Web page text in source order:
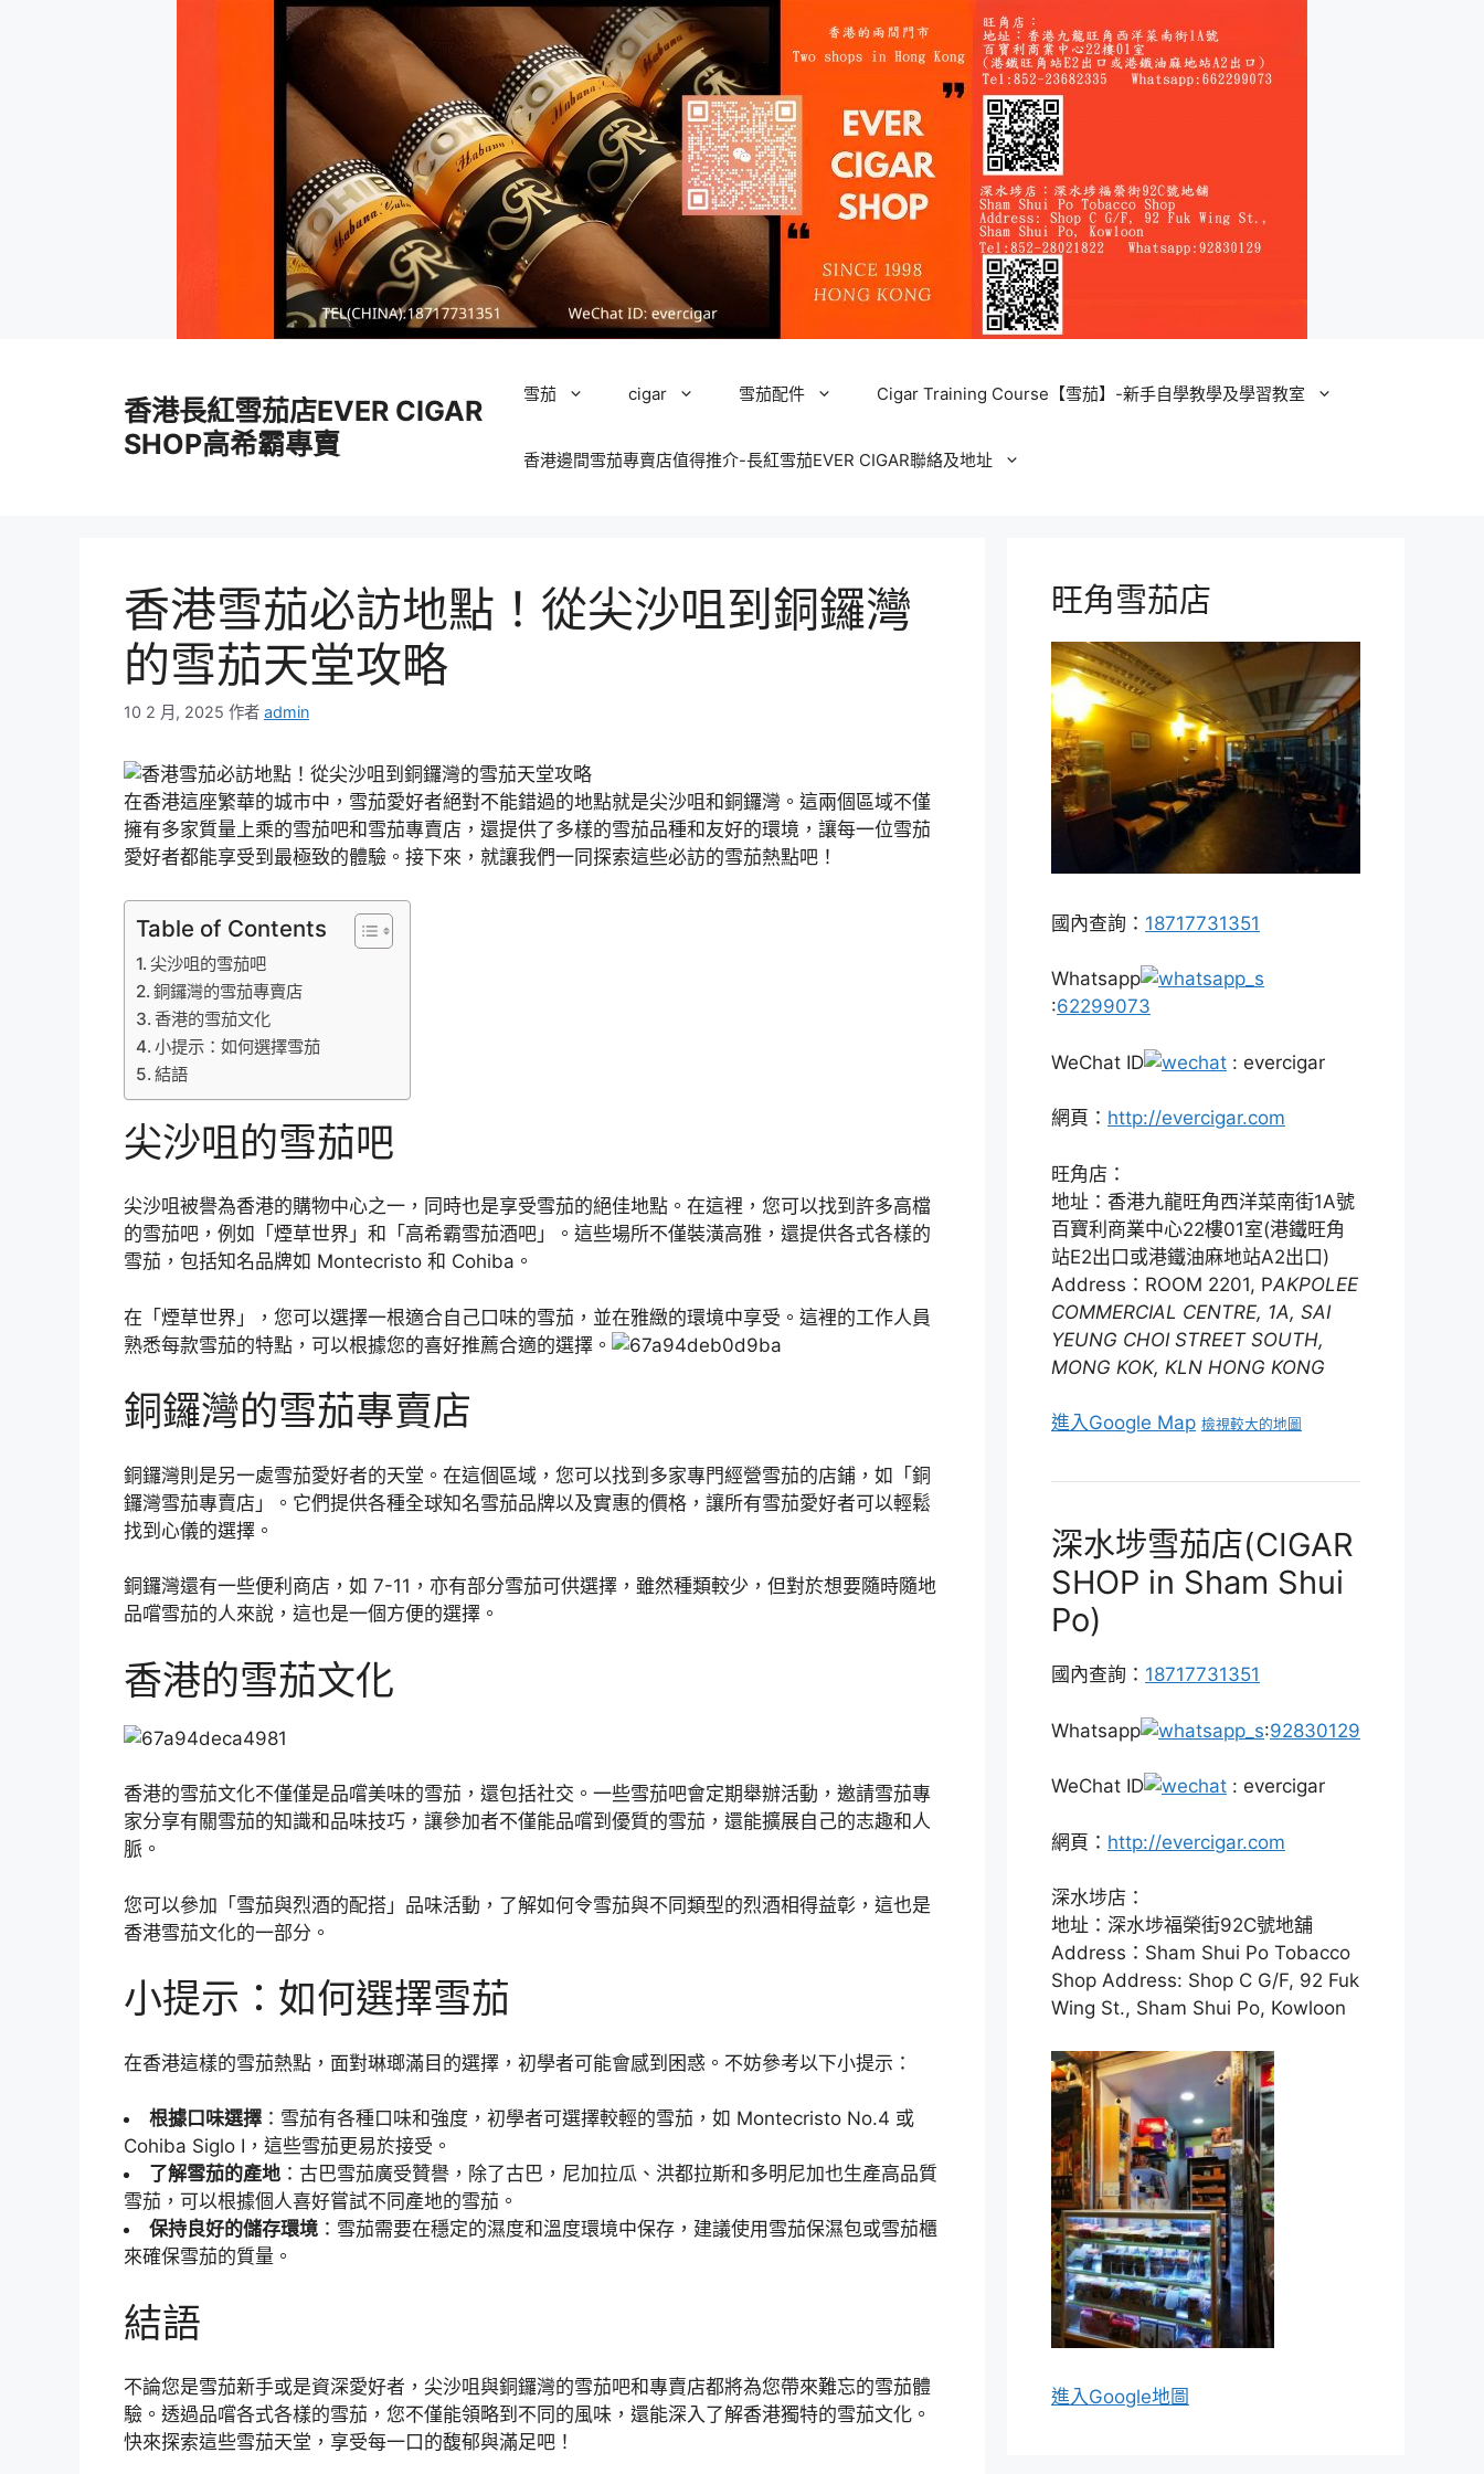
香港長紅雪茄店EVER CIGAR
SHOP高希霸專賣
雪茄 cigar 雪茄配件 Cigar Training Course【雪茄】-新手自學教學及學習教室
香港邊間雪茄專賣店值得推介-長紅雪茄EVER CIGAR聯絡及地址
香港雪茄必訪地點！從尖沙咀到銅鑼灣
的雪茄天堂攻略
10 2 月, 2025 作者 admin
在香港這座繁華的城市中，雪茄愛好者絕對不能錯過的地點就是尖沙咀和銅鑼灣。這兩個區域不僅
擁有多家質量上乘的雪茄吧和雪茄專賣店，還提供了多樣的雪茄品種和友好的環境，讓每一位雪茄
愛好者都能享受到最極致的體驗。接下來，就讓我們一同探索這些必訪的雪茄熱點吧！
Table of Contents
尖沙咀的雪茄吧
銅鑼灣的雪茄專賣店
香港的雪茄文化
小提示：如何選擇雪茄
結語
尖沙咀的雪茄吧
尖沙咀被譽為香港的購物中心之一，同時也是享受雪茄的絕佳地點。在這裡，您可以找到許多高檔
的雪茄吧，例如「煙草世界」和「高希霸雪茄酒吧」。這些場所不僅裝潢高雅，還提供各式各樣的
雪茄，包括知名品牌如 Montecristo 和 Cohiba。
在「煙草世界」，您可以選擇一根適合自己口味的雪茄，並在雅緻的環境中享受。這裡的工作人員
熟悉每款雪茄的特點，可以根據您的喜好推薦合適的選擇。
銅鑼灣的雪茄專賣店
銅鑼灣則是另一處雪茄愛好者的天堂。在這個區域，您可以找到多家專門經營雪茄的店鋪，如「銅
鑼灣雪茄專賣店」。它們提供各種全球知名雪茄品牌以及實惠的價格，讓所有雪茄愛好者可以輕鬆
找到心儀的選擇。
銅鑼灣還有一些便利商店，如 7-11，亦有部分雪茄可供選擇，雖然種類較少，但對於想要隨時隨地
品嚐雪茄的人來說，這也是一個方便的選擇。
香港的雪茄文化
香港的雪茄文化不僅僅是品嚐美味的雪茄，還包括社交。一些雪茄吧會定期舉辦活動，邀請雪茄專
家分享有關雪茄的知識和品味技巧，讓參加者不僅能品嚐到優質的雪茄，還能擴展自己的志趣和人
脈。
您可以參加「雪茄與烈酒的配搭」品味活動，了解如何令雪茄與不同類型的烈酒相得益彰，這也是
香港雪茄文化的一部分。
小提示：如何選擇雪茄
在香港這樣的雪茄熱點，面對琳瑯滿目的選擇，初學者可能會感到困惑。不妨參考以下小提示：
根據口味選擇 ：雪茄有各種口味和強度，初學者可選擇較輕的雪茄，如 Montecristo No.4 或
Cohiba Siglo I，這些雪茄更易於接受。
了解雪茄的產地 ：古巴雪茄廣受贊譽，除了古巴，尼加拉瓜、洪都拉斯和多明尼加也生產高品質
雪茄，可以根據個人喜好嘗試不同產地的雪茄。
保持良好的儲存環境 ：雪茄需要在穩定的濕度和溫度環境中保存，建議使用雪茄保濕包或雪茄櫃
來確保雪茄的質量。
結語
不論您是雪茄新手或是資深愛好者，尖沙咀與銅鑼灣的雪茄吧和專賣店都將為您帶來難忘的雪茄體
驗。透過品嚐各式各樣的雪茄，您不僅能領略到不同的風味，還能深入了解香港獨特的雪茄文化。
快來探索這些雪茄天堂，享受每一口的馥郁與滿足吧！
旺角雪茄店
國內查詢： 18717731351
Whatsapp
:62299073
WeChat ID : evercigar
網頁： http://evercigar.com
旺角店：
地址：香港九龍旺角西洋菜南街1A號
百寶利商業中心22樓01室(港鐵旺角
站E2出口或港鐵油麻地站A2出口)
Address：ROOM 2201, PAKPOLEE
COMMERCIAL CENTRE, 1A, SAI
YEUNG CHOI STREET SOUTH,
MONG KOK, KLN HONG KONG
進入Google Map 檢視較大的地圖
深水埗雪茄店(CIGAR
SHOP in Sham Shui
Po)
國內查詢： 18717731351
Whatsapp :92830129
WeChat ID : evercigar
網頁： http://evercigar.com
深水埗店：
地址：深水埗福榮街92C號地舖
Address：Sham Shui Po Tobacco
Shop Address: Shop C G/F, 92 Fuk
Wing St., Sham Shui Po, Kowloon
進入Google地圖